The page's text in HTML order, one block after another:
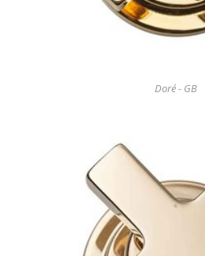
Doré - GB